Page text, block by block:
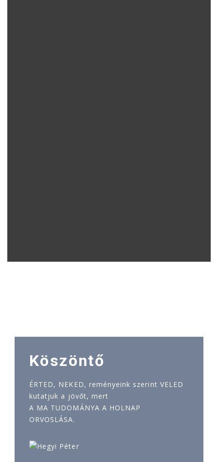
Köszöntő
ÉRTED, NEKED, reményeink szerint VELED
kutatjuk a jövőt, mert
A MA TUDOMÁNYA A HOLNAP
ORVOSLÁSA.